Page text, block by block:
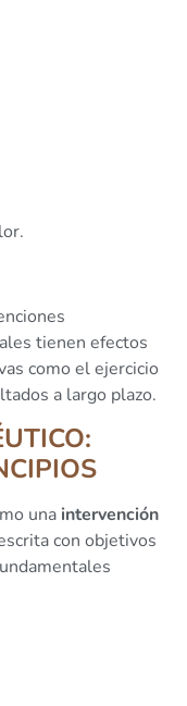
tienen efectos
como el ejercicio
a largo plazo.
una intervención
con objetivos